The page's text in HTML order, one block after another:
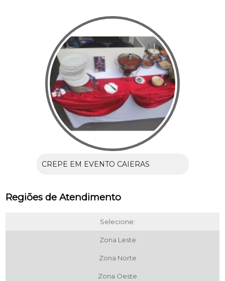
CREPE EM EVENTO CAIERAS
Regiões de Atendimento
Selecione:
Zona Leste
Zona Norte
Zona Oeste